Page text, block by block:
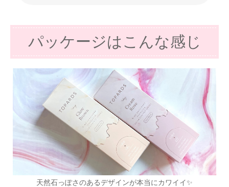
パッケージはこんな感じ
天然石っぽさのあるデザインが本当にカワイイ✨